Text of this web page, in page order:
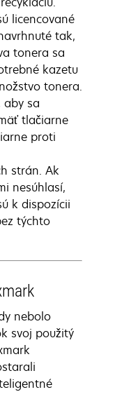
licencované
tak,
tonera sa
kazetu
tonera.
aby sa
tlačiarne
proti
strán. Ak
nesúhlasí,
k dispozícii
týchto
nebolo
svoj použitý